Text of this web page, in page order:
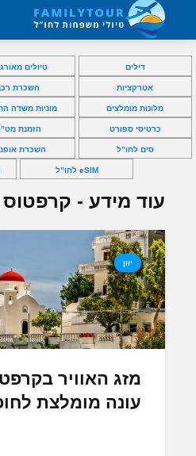
דילים טיולים
אטרקציות השכרת
מלונות מומלצים מוניות משדה
כרטיסי ספורט הזמנת
סים לחו”ל השכרת
eSIM לחו”ל
עוד מידע - קרפטוס
יוון
מזג האוויר
עונה מומלצת